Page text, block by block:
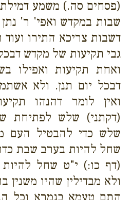
(פסחים סה.) משמע
שבות במקדש ואפי' ר'
דשבות צריכא התירו ועוד
גבי תקיעות של מקדש
ואחת תקיעות ואפילו
דבכל יום תנן. ולא
ואין לומר דהנהו
(דקתני) שלש לפתיחת
שלש כדי להבטיל העם
שחל להיות בערב שבת
(דף כו:) י"ט שחל
ולא מבדילין שהיו